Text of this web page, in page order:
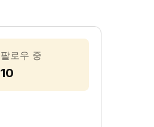
팔로우 중
10